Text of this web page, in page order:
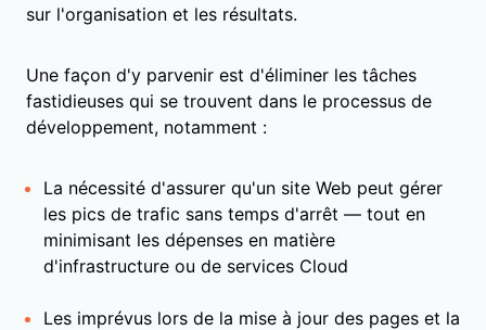
sur l'organisation et les résultats.
Une façon d'y parvenir est d'éliminer les tâches
fastidieuses qui se trouvent dans le processus de
développement, notamment :
La nécessité d'assurer qu'un site Web peut gérer
les pics de trafic sans temps d'arrêt — tout en
minimisant les dépenses en matière
d'infrastructure ou de services Cloud
Les imprévus lors de la mise à jour des pages et la